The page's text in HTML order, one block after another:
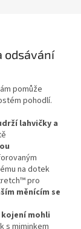
odsávání
pomůže
pohodlí.
lahvičky a
na dotek
pro
měnícím se
mohli